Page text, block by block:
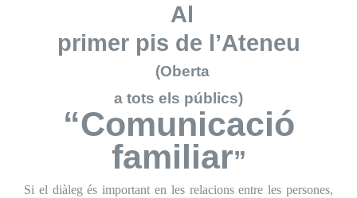
Al
primer pis de l’Ateneu
(Oberta
a tots els públics)
“Comunicació
familiar”
Si el diàleg és important en les relacions entre les persones,